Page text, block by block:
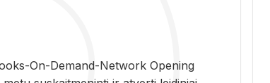
On-De­mand-Ne­twork Ope­ning